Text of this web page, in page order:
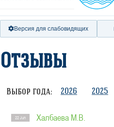
Версия для слабовидящих
Отзывы
Выбор года: 2026 2025
22 Jun Халбаева М.В.